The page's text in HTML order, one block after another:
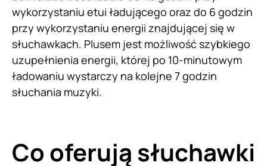
wykorzystaniu etui ładującego oraz do 6 godzin
przy wykorzystaniu energii znajdującej się w
słuchawkach. Plusem jest możliwość szybkiego
uzupełnienia energii, której po 10-minutowym
ładowaniu wystarczy na kolejne 7 godzin
słuchania muzyki.
Co oferują słuchawki